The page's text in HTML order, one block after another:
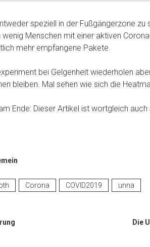
speziell in der Fußgängerzone zu
Menschen mit einer aktiven
mehr empfangene Pakete.
bei Gelgenheit wiederholen
bleiben. Mal sehen wie sich die
Ende: Dieser Artikel ist wortgleich
Corona COVID2019 unna
Die